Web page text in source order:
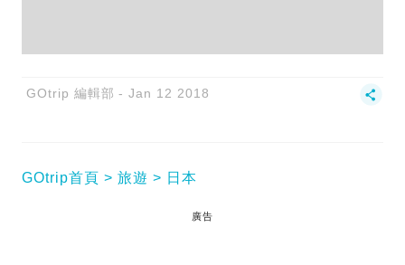
GOtrip 編輯部 Jan 12 2018
GOtrip首頁 旅遊 日本
廣告